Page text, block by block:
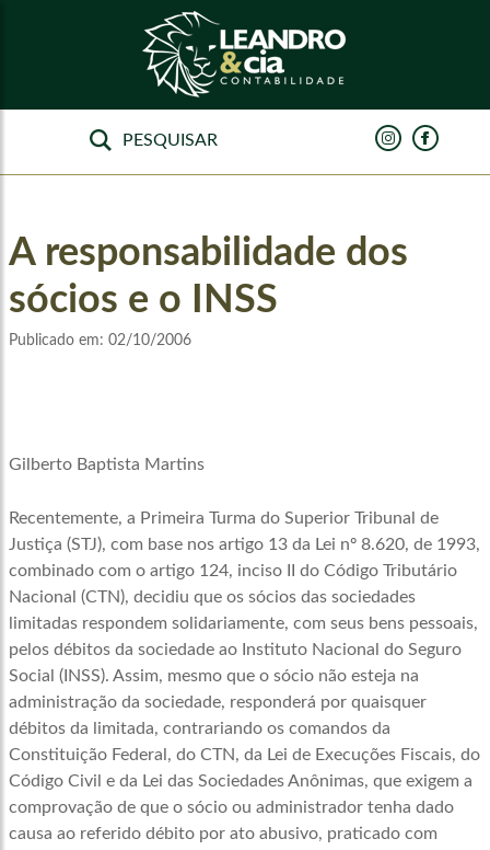
A responsabilidade dos
sócios e o INSS
Publicado em: 02/10/2006
Gilberto Baptista Martins
Recentemente, a Primeira Turma do Superior Tribunal de
Justiça (STJ), com base nos artigo 13 da Lei nº 8.620, de 1993,
combinado com o artigo 124, inciso II do Código Tributário
Nacional (CTN), decidiu que os sócios das sociedades
limitadas respondem solidariamente, com seus bens pessoais,
pelos débitos da sociedade ao Instituto Nacional do Seguro
Social (INSS). Assim, mesmo que o sócio não esteja na
administração da sociedade, responderá por quaisquer
débitos da limitada, contrariando os comandos da
Constituição Federal, do CTN, da Lei de Execuções Fiscais, do
Código Civil e da Lei das Sociedades Anônimas, que exigem a
comprovação de que o sócio ou administrador tenha dado
causa ao referido débito por ato abusivo, praticado com